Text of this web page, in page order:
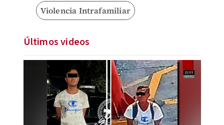
Violencia Intrafamiliar
Últimos videos